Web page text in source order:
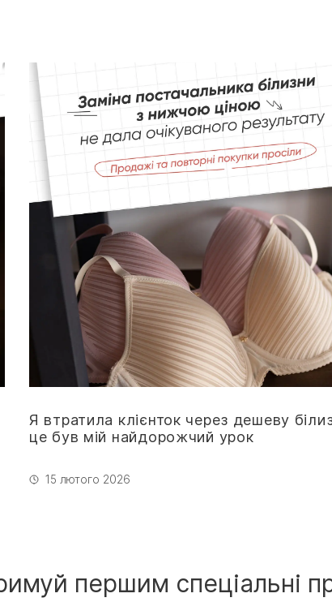
Я втратила клієнток через дешеву
це був мій найдорожчий урок
15 лютого 2026
першим спеціальні